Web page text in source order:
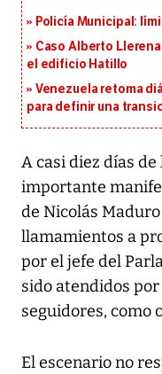
Policía Municipal:
Caso Alberto
el edificio Hatillo
Venezuela retoma
para definir una
A casi diez días
importante
de Nicolás
llamamientos a
por el jefe del
sido atendidos
seguidores, como
El escenario no